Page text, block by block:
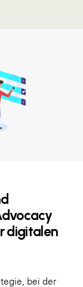
digitalen
bei der